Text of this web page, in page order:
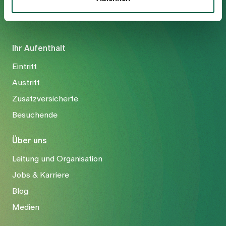
Ihr Aufenthalt
Eintritt
Austritt
Zusatzversicherte
Besuchende
Über uns
Leitung und Organisation
Jobs & Karriere
Blog
Medien